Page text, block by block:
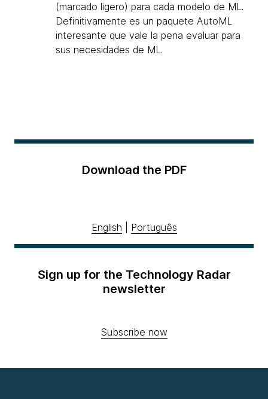
(marcado ligero) para cada modelo de ML.
Definitivamente es un paquete AutoML
interesante que vale la pena evaluar para
sus necesidades de ML.
Download the PDF
English Português
Sign up for the Technology Radar
newsletter
Subscribe now